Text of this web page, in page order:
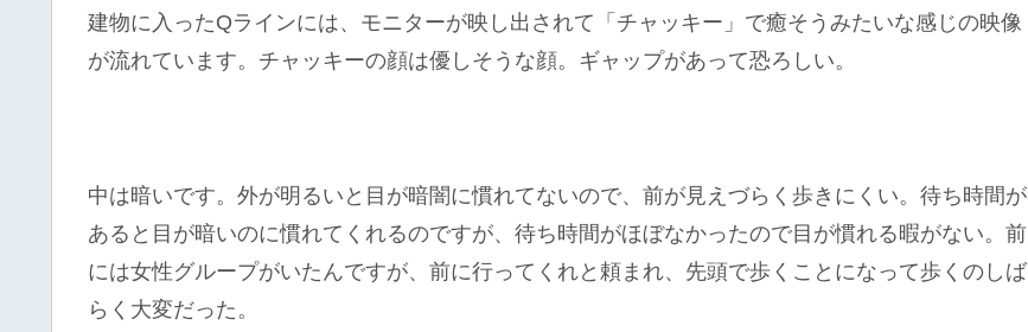
建物に入ったQラインには、モニターが映し出されて「チャッキー」で癒そうみたいな感じの映像
が流れています。チャッキーの顔は優しそうな顔。ギャップがあって恐ろしい。
中は暗いです。外が明るいと目が暗闇に慣れてないので、前が見えづらく歩きにくい。待ち時間が
あると目が暗いのに慣れてくれるのですが、待ち時間がほぼなかったので目が慣れる暇がない。前
には女性グループがいたんですが、前に行ってくれと頼まれ、先頭で歩くことになって歩くのしば
らく大変だった。